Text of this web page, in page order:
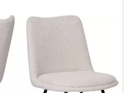
Tex zertifiziert